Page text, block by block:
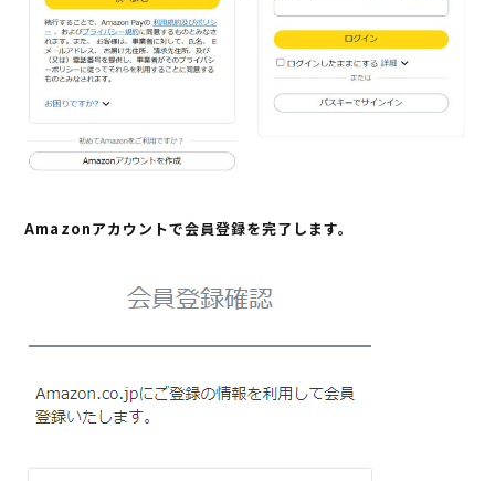
Amazonアカウントで会員登録を完了します。